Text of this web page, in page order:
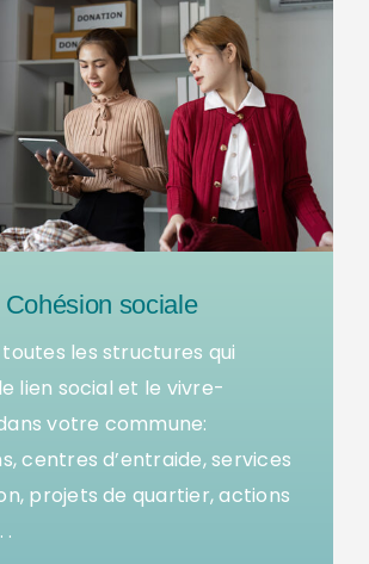
Cohésion sociale
les structures qui
lien social et le vivre-
votre commune:
centres d’entraide, services
projets de quartier, actions
.